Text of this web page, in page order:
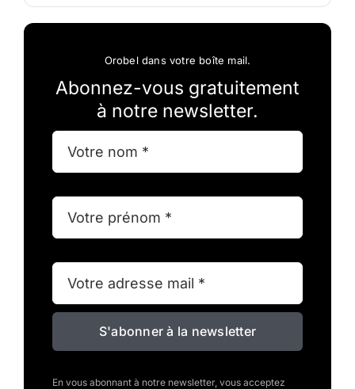
Orobel dans votre boîte mail.
Abonnez-vous gratuitement
à notre newsletter.
S'abonner à la newsletter
En vous abonnant à notre newsletter, vous acceptez